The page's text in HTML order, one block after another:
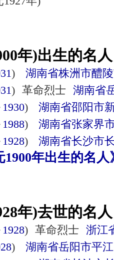
年)出生的名
) 湖南省株洲市醴
) 革命烈士 湖南省
1930) 湖南省邵阳市
1988) 湖南省张家界
1928) 湖南省长沙市
1900年出生的名人
年)去世的名
1928) 革命烈士 浙江
) 湖南省岳阳市平江